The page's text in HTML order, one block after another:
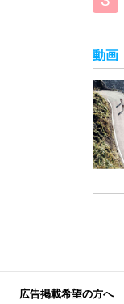
動画
広告掲載希望の方へ